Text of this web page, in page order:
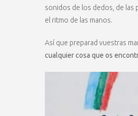
sonidos de los dedos, de
el ritmo de las manos.
Así que preparad vuestras
cualquier cosa que os